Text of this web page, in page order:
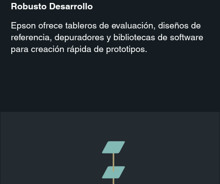
Robusto Desarrollo
Epson ofrece tableros de evaluación, diseños de
referencia, depuradores y bibliotecas de software
para creación rápida de prototipos.